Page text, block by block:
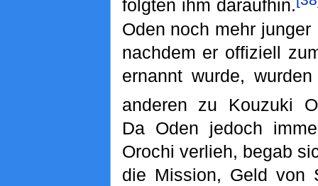
folgten ihm daraufhin.
Oden noch mehr
nachdem er offiziell
ernannt wurde,
anderen zu Kouzuki
Da Oden jedoch
Orochi verlieh, begab
die Mission, Geld von